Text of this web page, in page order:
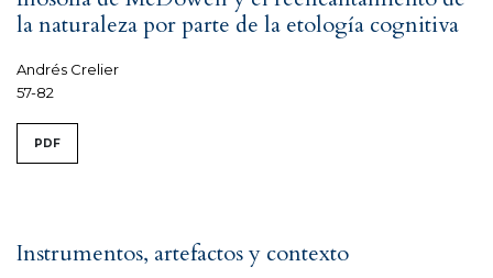
la naturaleza por parte de la etología cognitiva
Andrés Crelier
57-82
PDF
Instrumentos, artefactos y contexto